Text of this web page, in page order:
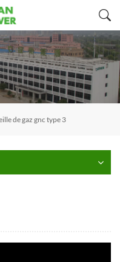
de gaz gnc type 3